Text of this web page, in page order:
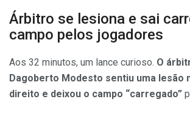
Árbitro se lesiona e sai
campo pelos jogadores
Aos 32 minutos, um lance curioso. O
Dagoberto Modesto sentiu uma lesão
direito e deixou o campo “carregado”